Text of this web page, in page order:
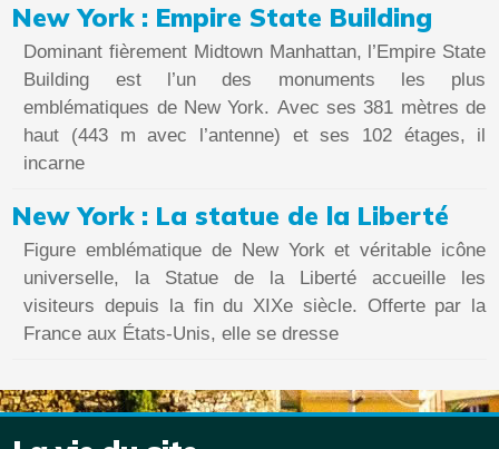
New York : Empire State Building
Dominant fièrement Midtown Manhattan, l’Empire State
Building est l’un des monuments les plus
emblématiques de New York. Avec ses 381 mètres de
haut (443 m avec l’antenne) et ses 102 étages, il
incarne
New York : La statue de la Liberté
Figure emblématique de New York et véritable icône
universelle, la Statue de la Liberté accueille les
visiteurs depuis la fin du XIXe siècle. Offerte par la
France aux États-Unis, elle se dresse